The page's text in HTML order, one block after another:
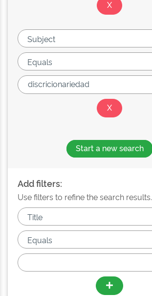
Start a new search
Add filters:
Use filters to refine the search results.